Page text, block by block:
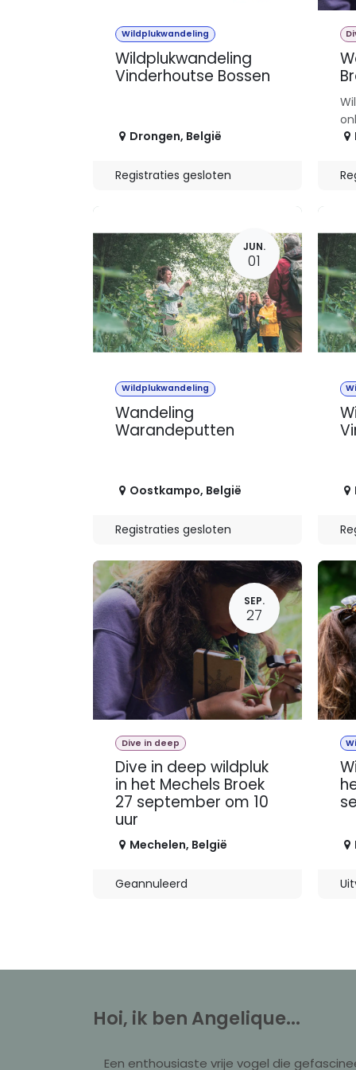
Wildplukwandeling
Wildplukwandeling
Vinderhoutse Bossen
Drongen, België
Registraties gesloten
JUN.
01
Wildplukwandeling
Wandeling
Warandeputten
Oostkampo, België
Registraties gesloten
SEP.
27
Dive in deep
Dive in deep wildpluk
in het Mechels Broek
27 september om 10
uur
Mechelen, België
Geannuleerd
Hoi, ik ben Angelique...
Een enthousiaste vrije vogel die